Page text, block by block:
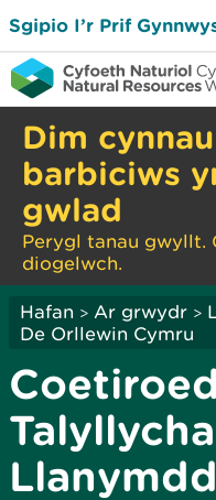
Sgipio I’r Prif
Dim
barbiciws
gwlad
Perygl tanau gwyllt.
diogelwch.
Hafan > Ar grwydr >
De Orllewin Cymru